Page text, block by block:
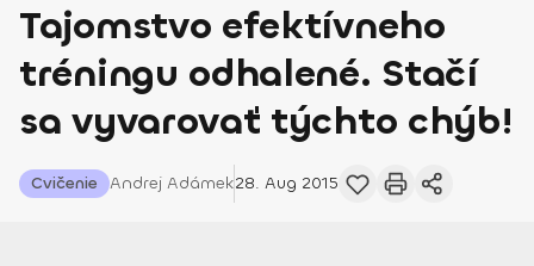
Tajomstvo efektívneho
tréningu odhalené. Stačí
sa vyvarovať týchto chýb!
Cvičenie Andrej Adámek28. Aug 2015